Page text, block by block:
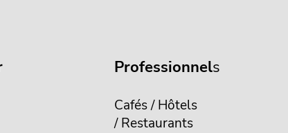
Professionnels
Cafés / Hôtels
/ Restaurants